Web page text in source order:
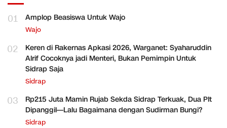
01 Amplop Beasiswa Untuk Wajo
Wajo
02
Keren di Rakernas Apkasi 2026, Warganet: Syaharuddin
Alrif Cocoknya jadi Menteri, Bukan Pemimpin Untuk
Sidrap Saja
Sidrap
03
Rp215 Juta Mamin Rujab Sekda Sidrap Terkuak, Dua Plt
Dipanggil—Lalu Bagaimana dengan Sudirman Bungi?
Sidrap